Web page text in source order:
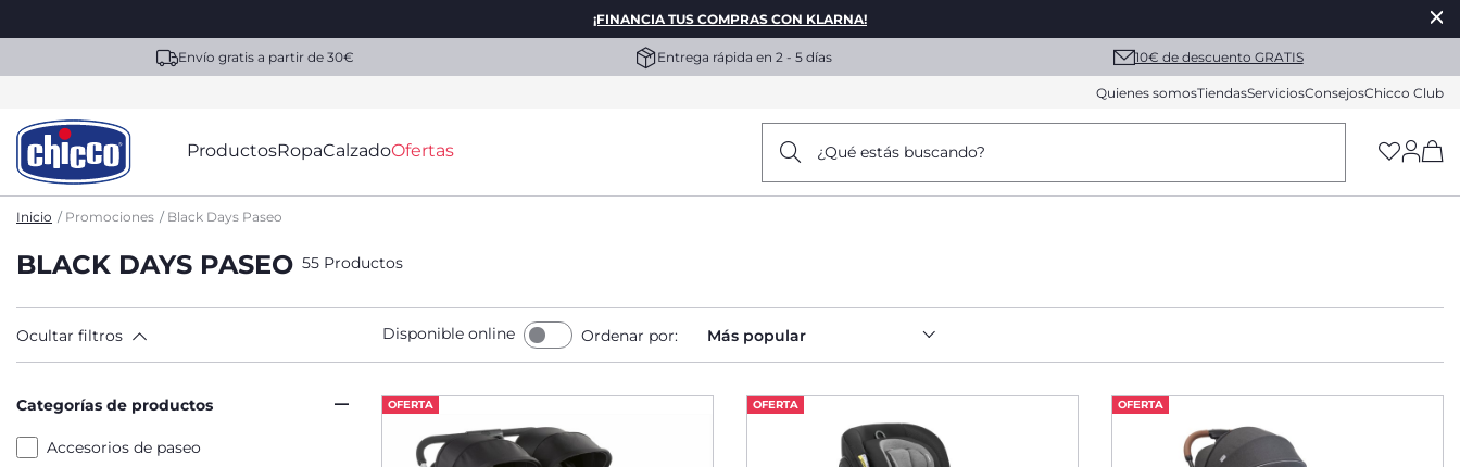
¡FINANCIA TUS COMPRAS CON KLARNA!
Envío gratis a partir de 30€ Entrega rápida en 2 - 5 días 10€ de descuento GRATIS
Quienes somosTiendasServiciosConsejosChicco Club
ProductosRopaCalzadoOfertas ¿Qué estás buscando?
Inicio Promociones Black Days Paseo
BLACK DAYS PASEO 55 Productos
Ocultar filtros Disponible online Ordenar por: Más popular
Categorías de productos
Accesorios de paseo
OFERTA OFERTA OFERTA